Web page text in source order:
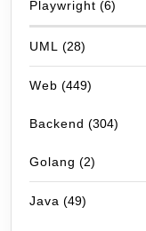
Playwright (6)
UML (28)
Web (449)
Backend (304)
Golang (2)
Java (49)